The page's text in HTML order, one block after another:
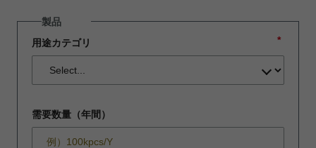
製品
*
用途カテゴリ
需要数量（年間）